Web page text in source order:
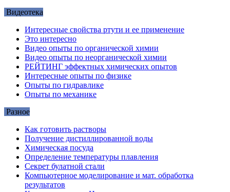
Видеотека
Интересные свойства ртути и ее применение
Это интересно
Видео опыты по органической химии
Видео опыты по неорганической химии
РЕЙТИНГ эффектных химических опытов
Интересные опыты по физике
Опыты по гидравлике
Опыты по механике
Разное
Как готовить растворы
Получение дистиллированной воды
Химическая посуда
Определение температуры плавления
Секрет булатной стали
Компьютерное моделирование и мат. обработка
результатов